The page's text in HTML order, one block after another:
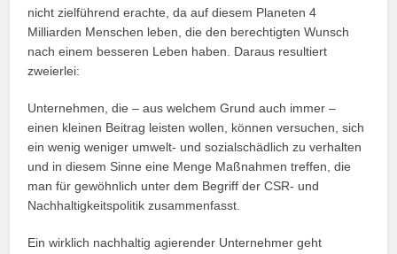
nicht zielführend erachte, da auf diesem Planeten 4
Milliarden Menschen leben, die den berechtigten Wunsch
nach einem besseren Leben haben. Daraus resultiert
zweierlei:
Unternehmen, die – aus welchem Grund auch immer –
einen kleinen Beitrag leisten wollen, können versuchen, sich
ein wenig weniger umwelt- und sozialschädlich zu verhalten
und in diesem Sinne eine Menge Maßnahmen treffen, die
man für gewöhnlich unter dem Begriff der CSR- und
Nachhaltigkeitspolitik zusammenfasst.
Ein wirklich nachhaltig agierender Unternehmer geht